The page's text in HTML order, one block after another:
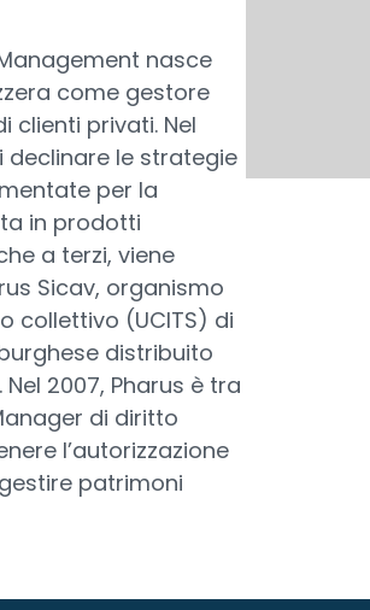
nasce
come gestore
clienti privati. Nel
declinare le strategie
per la
in prodotti
a terzi, viene
Sicav, organismo
collettivo (UCITS) di
distribuito
2007, Pharus è tra
di diritto
l’autorizzazione
patrimoni